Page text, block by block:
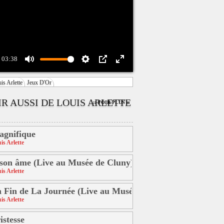
03:38
Mute Settings
PIP
Enter
Arlette Jeux D'Or
AUSSI DE LOUIS ARLETTE
:: VOIR PLUS ::
Arlette
âme (Live au Musée de Cluny)
Arlette
Fin de La Journée (Live au Musée Carnavalet)
Arlette